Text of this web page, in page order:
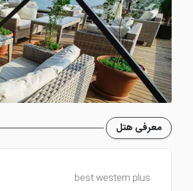
معرفی هتل
best western plus